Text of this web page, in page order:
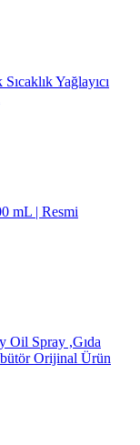
Yağlayıcı
mL | Resmi
Spray ,Gıda
Orijinal Ürün